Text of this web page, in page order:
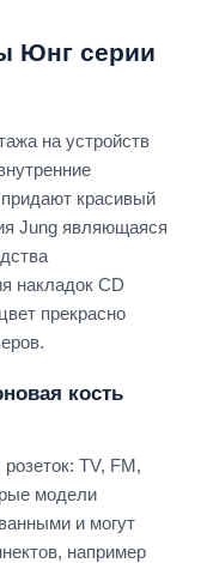
Юнг серии
на устройств
красивый
Jung являющаяся
накладок CD
прекрасно
кость
TV, FM,
модели
и могут
например